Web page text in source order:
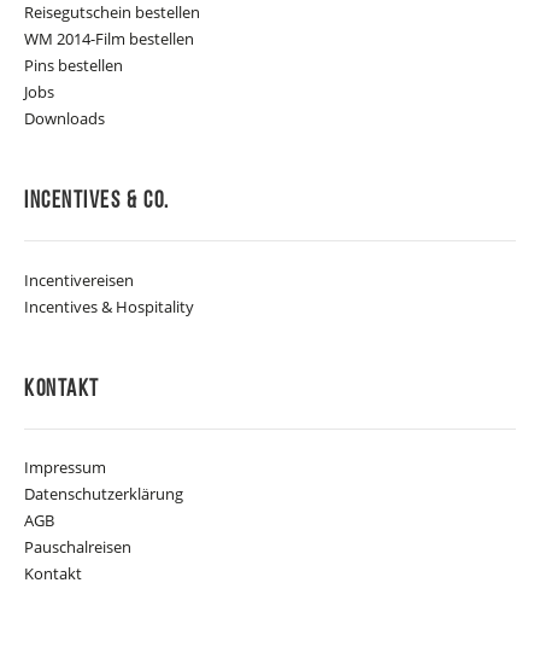
Reisegutschein bestellen
WM 2014-Film bestellen
Pins bestellen
Jobs
Downloads
Incentives & Co.
Incentivereisen
Incentives & Hospitality
Kontakt
Impressum
Datenschutzerklärung
AGB
Pauschalreisen
Kontakt